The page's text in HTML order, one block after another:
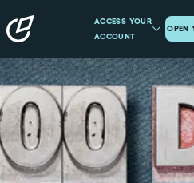
ACCESS YOUR
ACCOUNT
OPEN